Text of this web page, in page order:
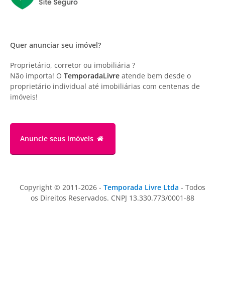
Quer anunciar seu imóvel?
Proprietário, corretor ou imobiliária ?
Não importa! O TemporadaLivre atende bem desde o
proprietário individual até imobiliárias com centenas de
imóveis!
Anuncie seus imóveis
Copyright © 2011-2026 - Temporada Livre Ltda - Todos
os Direitos Reservados. CNPJ 13.330.773/0001-88